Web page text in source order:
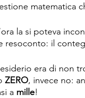
matematica
la si poteva
resoconto: il
era di non
ZERO, invece no:
a mille!